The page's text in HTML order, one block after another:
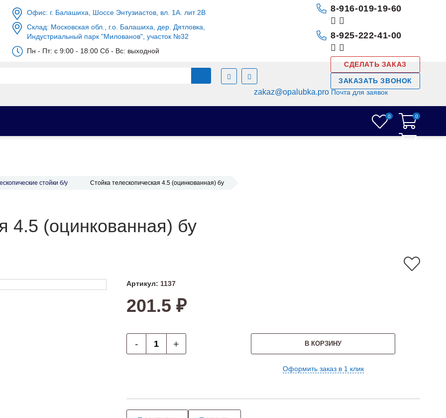
8-916-019-19-60
8-925-222-41-00
СДЕЛАТЬ ЗАКАЗ
ЗАКАЗАТЬ ЗВОНОК
Офис: г. Балашиха, Шоссе Энтузиастов, вл. 1А. лит 2В
Склад: Московская обл., г.о. Балашиха, дер. Дятловка,
Индустриальный парк "Милованов", участок №32
Пн - Пт: c 9:00 - 18:00 Сб - Вс: выходной
zakaz@opalubka.pro Почта для заявок
0 0
0
стойки б/у Стойка телескопическая 4.5 (оцинкованная) бу
4.5 (оцинкованная) бу
Артикул: 1137
201.5 ₽
- + В КОРЗИНУ
Оформить заказ в 1 клик